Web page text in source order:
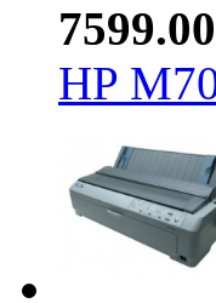
7599.00
HP